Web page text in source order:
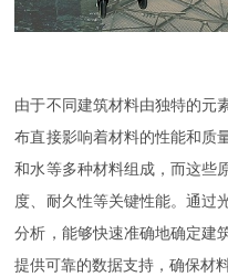
由于不同建筑材料由独特的元
布直接影响着材料的性能和质
和水等多种材料组成，而这些
度、耐久性等关键性能。通过
分析，能够快速准确地确定建
提供可靠的数据支持，确保材